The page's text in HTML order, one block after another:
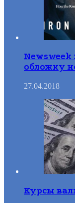
обложку
27.04.2018
Курсы